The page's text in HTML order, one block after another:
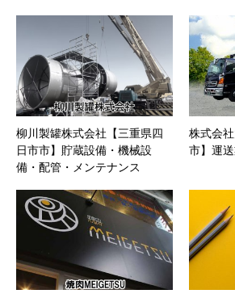
柳川製罐株式会社【三重県四
日市市】貯蔵設備・機械設
備・配管・メンテナンス
株式会
市】運